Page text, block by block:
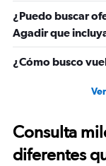
¿Puedo buscar
Agadir que
¿Cómo busco
Consulta
diferentes